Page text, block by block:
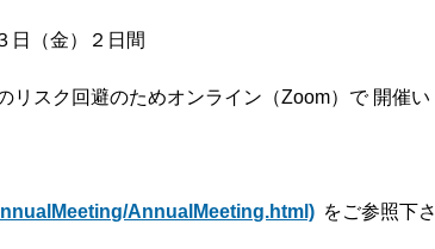
⽇（⾦）２⽇間
リスク回避のためオンライン（Zoom）で 開催い
AnnualMeeting.html) をご参照下さ